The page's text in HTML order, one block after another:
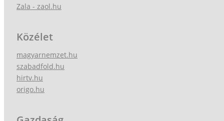
Zala - zaol.hu
Közélet
magyarnemzet.hu
szabadfold.hu
hirtv.hu
origo.hu